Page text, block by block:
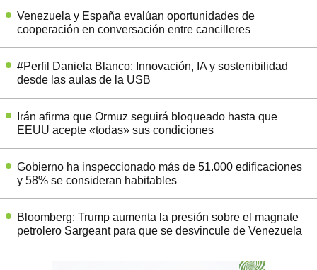
Venezuela y España evalúan oportunidades de
cooperación en conversación entre cancilleres
#Perfil Daniela Blanco: Innovación, IA y sostenibilidad
desde las aulas de la USB
Irán afirma que Ormuz seguirá bloqueado hasta que
EEUU acepte «todas» sus condiciones
Gobierno ha inspeccionado más de 51.000 edificaciones
y 58% se consideran habitables
Bloomberg: Trump aumenta la presión sobre el magnate
petrolero Sargeant para que se desvincule de Venezuela